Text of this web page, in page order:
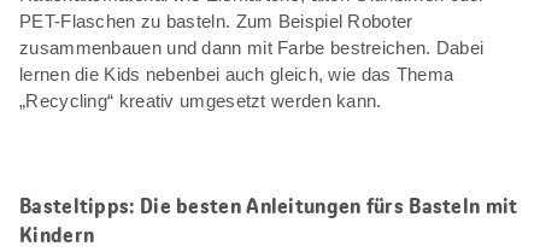
PET-Flaschen zu basteln. Zum Beispiel Roboter
zusammenbauen und dann mit Farbe bestreichen. Dabei
lernen die Kids nebenbei auch gleich, wie das Thema
„Recycling“ kreativ umgesetzt werden kann.
Basteltipps: Die besten Anleitungen fürs Basteln mit
Kindern